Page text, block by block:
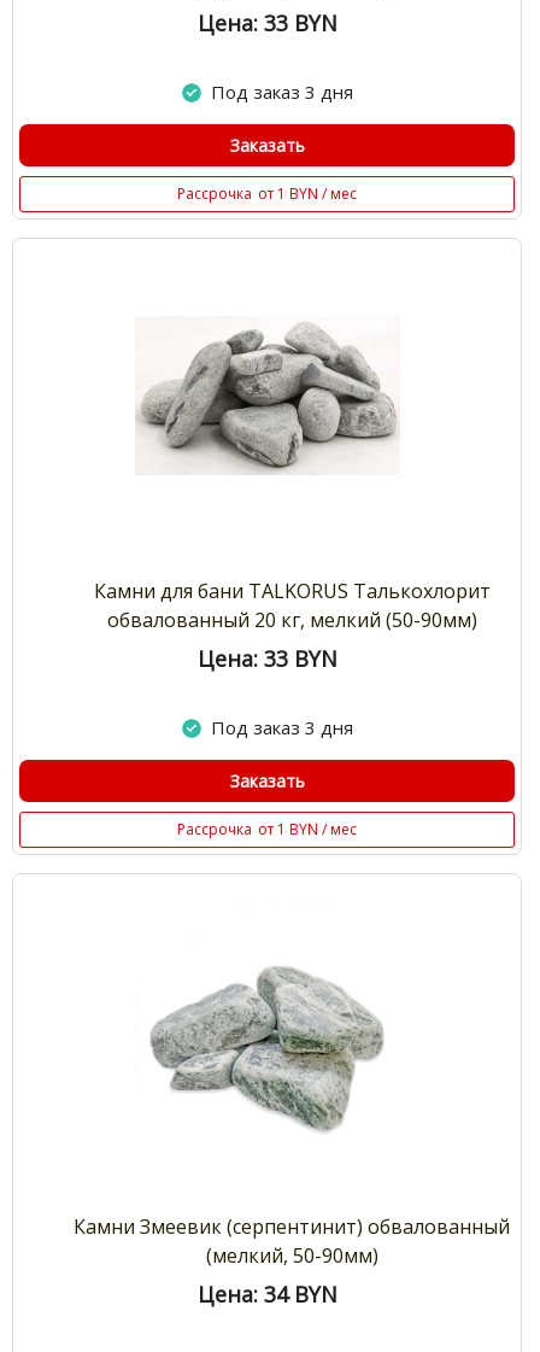
Цена: 33 BYN
Под заказ 3 дня
Заказать
Рассрочка от 1 BYN / мес
Камни для бани TALKORUS Талькохлорит
обвалованный 20 кг, мелкий (50-90мм)
Цена: 33 BYN
Под заказ 3 дня
Заказать
Рассрочка от 1 BYN / мес
Камни Змеевик (серпентинит) обвалованный
(мелкий, 50-90мм)
Цена: 34 BYN